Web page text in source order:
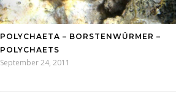
POLYCHAETA – BORSTENWÜRMER –
POLYCHAETS
September 24, 2011